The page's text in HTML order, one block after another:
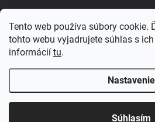
Tento web používa súbory cookie.
tohto webu vyjadrujete súhlas s
informácií tu.
Nastavenie
Súhlasím
Najpredávanejšie Yodeyma vône: Prečo
YODEYMA – Kvalitná značka parfémov
TOP-PARFEMY.SK